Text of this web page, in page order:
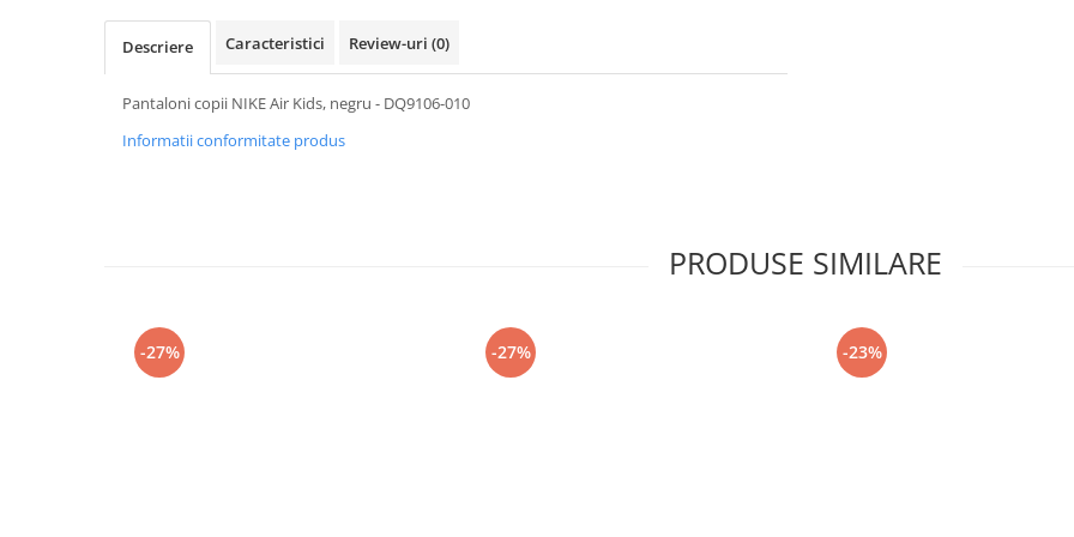
Descriere Caracteristici Review-uri (0)
Pantaloni copii NIKE Air Kids, negru - DQ9106-010
Informatii conformitate produs
PRODUSE SIMILARE
-27% -27% -23%